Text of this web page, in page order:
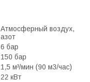
Атмосферный воздух,
азот
6 бар
150 бар
1,5 м³/мин (90 м3/час)
22 кВт